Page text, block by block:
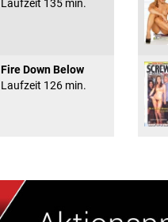
Laufzeit 135 min.
Fire Down Below
Laufzeit 126 min.